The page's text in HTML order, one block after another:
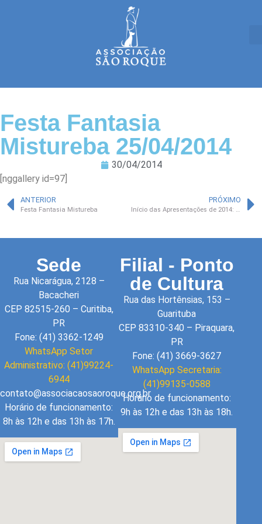
Festa Fantasia
Mistureba 25/04/2014
30/04/2014
[nggallery id=97]
ANTERIOR
Festa Fantasia Mistureba
PRÓXIMO
Início das Apresentações de 2014: Coro Gato na Tuba
Sede
Rua Nicarágua, 2128 –
Bacacheri
CEP 82515-260 – Curitiba,
PR
Fone: (41) 3362-1249
WhatsApp Setor
Administrativo: (41)99224-
6944
contato@associacaosaoroque.org.br
Horário de funcionamento:
8h às 12h e das 13h às 17h.
Filial - Ponto
de Cultura
Rua das Hortênsias, 153 –
Guarituba
CEP 83310-340 – Piraquara,
PR
Fone: (41) 3669-3627
WhatsApp Secretaria:
(41)99135-0588
Horário de funcionamento:
9h às 12h e das 13h às 18h.